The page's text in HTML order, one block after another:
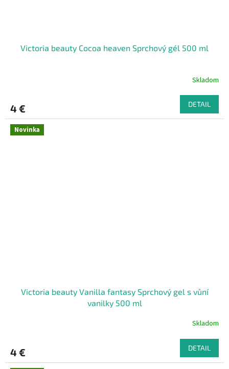
Victoria beauty Cocoa heaven Sprchový gél 500 ml
Skladom
4 € DETAIL
Novinka
Victoria beauty Vanilla fantasy Sprchový gel s vůní
vanilky 500 ml
Skladom
4 € DETAIL